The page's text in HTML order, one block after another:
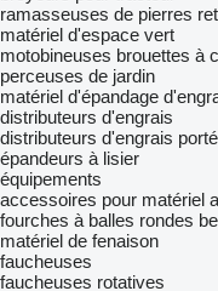
ramasseuses de pierres
matériel d'espace vert
motobineuses brouettes à
perceuses de jardin
matériel d'épandage
distributeurs d'engrais
distributeurs d'engrais
épandeurs à lisier
équipements
accessoires pour matériel
fourches à balles rondes
matériel de fenaison
faucheuses
faucheuses rotatives